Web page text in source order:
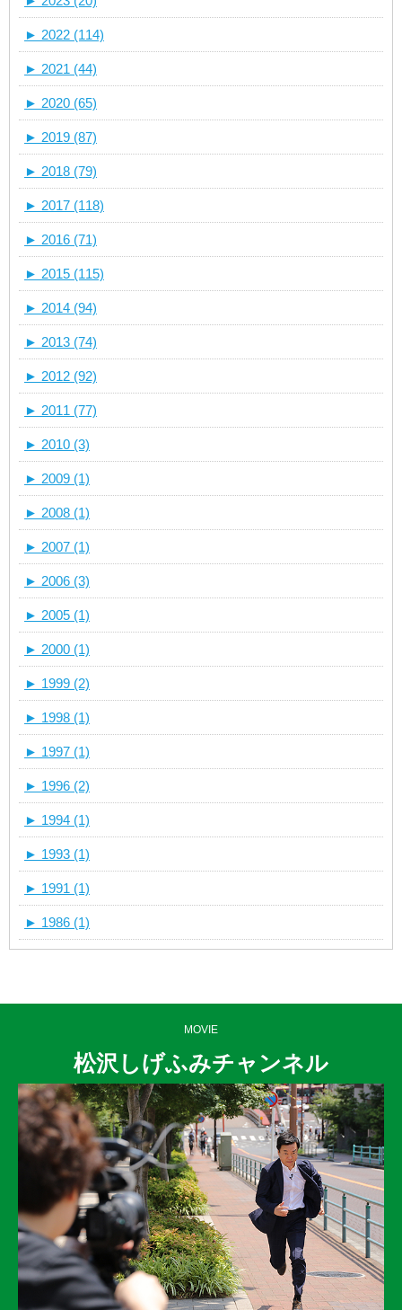
► 2022 (114)
► 2021 (44)
► 2020 (65)
► 2019 (87)
► 2018 (79)
► 2017 (118)
► 2016 (71)
► 2015 (115)
► 2014 (94)
► 2013 (74)
► 2012 (92)
► 2011 (77)
► 2010 (3)
► 2009 (1)
► 2008 (1)
► 2007 (1)
► 2006 (3)
► 2005 (1)
► 2000 (1)
► 1999 (2)
► 1998 (1)
► 1997 (1)
► 1996 (2)
► 1994 (1)
► 1993 (1)
► 1991 (1)
► 1986 (1)
MOVIE
松沢しげふみチャンネル